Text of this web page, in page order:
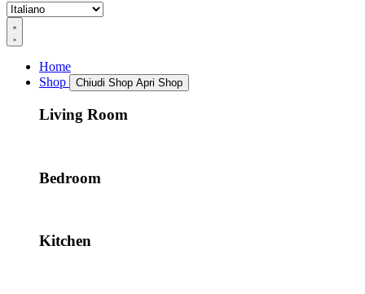
Home
Shop
Chiudi Shop Apri Shop
Living Room
Bedroom
Kitchen